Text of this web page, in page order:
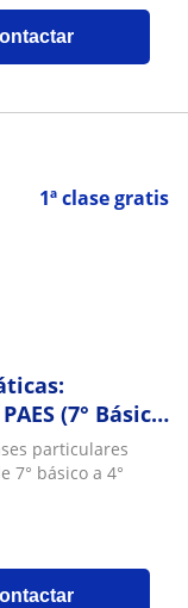
1ª clase gratis
(7° Básico
particulares
7° básico a 4°